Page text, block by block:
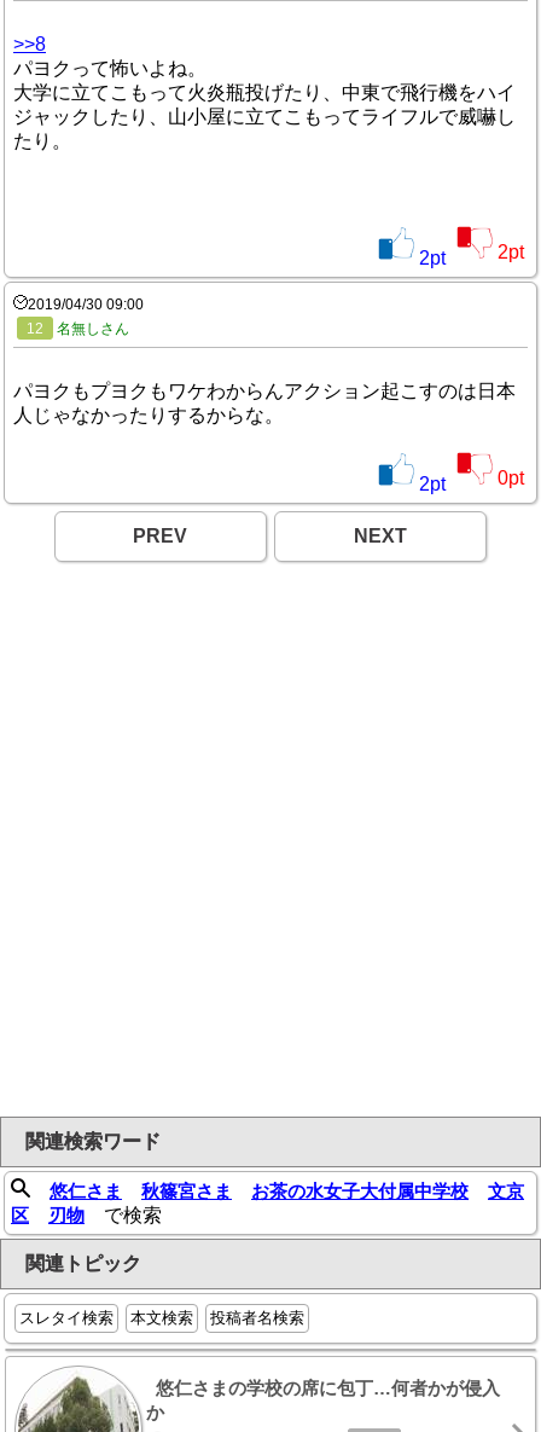
>>8
パヨクって怖いよね。
大学に立てこもって火炎瓶投げたり、中東で飛行機をハイ
ジャックしたり、山小屋に立てこもってライフルで威嚇し
たり。
2pt 2pt
2019/04/30 09:00
12
名無しさん
パヨクもプヨクもワケわからんアクション起こすのは日本
人じゃなかったりするからな。
2pt 0pt
PREV NEXT
関連検索ワード
悠仁さま 秋篠宮さま お茶の水女子大付属中学校
文京
区
刃物 で検索
関連トピック
スレタイ検索 本文検索 投稿者名検索
悠仁さまの学校の席に包丁…何者かが侵入
か